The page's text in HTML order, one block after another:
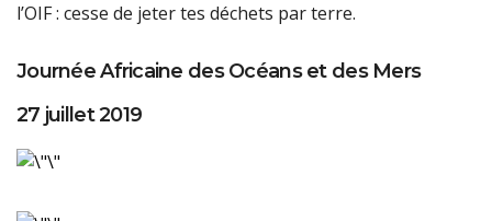
l’OIF : cesse de jeter tes déchets par terre.
Journée Africaine des Océans et des Mers
27 juillet 2019